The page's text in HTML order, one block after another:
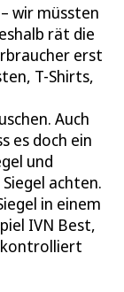
wir müssten
rät die
erst
T-Shirts,
Auch
es doch ein
und
achten.
in einem
IVN Best,
kontrolliert